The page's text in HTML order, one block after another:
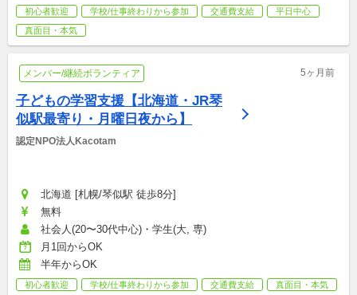
初心者歓迎 学校/仕事終わりから参加 交通費支給
平日中心
真面目・本気
メンバー/継続ボランティア 5ヶ月前
子どもの学習支援【北海道・JR琴
似駅最寄り・月曜日夜から】
認定NPO法人Kacotam
北海道 [札幌/琴似駅 徒歩8分]
無料
社会人(20〜30代中心)・学生(大, 専)
月1回からOK
半年からOK
初心者歓迎 学校/仕事終わりから参加 交通費支給
真面目・本気